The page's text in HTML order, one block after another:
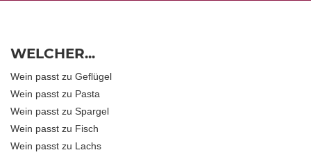
WELCHER...
Wein passt zu Geflügel
Wein passt zu Pasta
Wein passt zu Spargel
Wein passt zu Fisch
Wein passt zu Lachs